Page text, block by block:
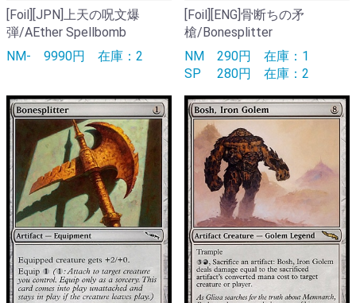
[Foil][JPN]上天の呪文爆
弾/AEther Spellbomb
NM- 9990円 在庫：2
[Foil][ENG]骨断ちの矛
槍/Bonesplitter
NM 290円 在庫：1
SP
280円 在庫：2